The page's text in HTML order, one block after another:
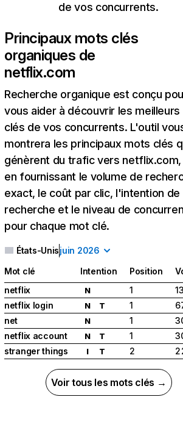
de vos concurrents.
Principaux mots clés
organiques de
netflix.com
Recherche organique est conçu
vous aider à découvrir les
clés de vos concurrents. L'outil
montrera les principaux mots clés
génèrent du trafic vers
en fournissant le volume de
exact, le coût par clic, l'intention de
recherche et le niveau de
pour chaque mot clé.
États-Unisjuin 2026
Mot clé Intention Position
netflix
N 1
netflix login
N T 1
net
N 1
netflix account
N T 1
stranger things
I T 2 2
Voir tous les mots clés →